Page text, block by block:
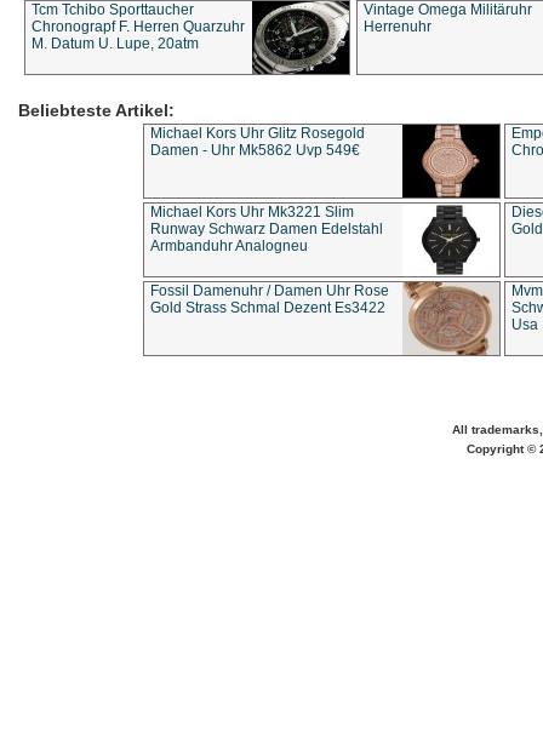
Tcm Tchibo Sporttaucher
Chronograpf F. Herren Quarzuhr
M. Datum U. Lupe, 20atm
Vintage Omega Militäruhr
Herrenuhr
Beliebteste Artikel:
Michael Kors Uhr Glitz Rosegold
Damen - Uhr Mk5862 Uvp 549€
Michael Kors Uhr Mk3221 Slim
Runway Schwarz Damen Edelstahl
Armbanduhr Analogneu
Fossil Damenuhr / Damen Uhr Rose
Gold Strass Schmal Dezent Es3422
Usa
All
Copyright ©